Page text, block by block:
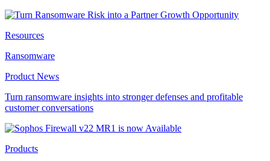
Resources
Ransomware
Product News
Turn ransomware insights into stronger defenses and profitable
customer conversations
Products